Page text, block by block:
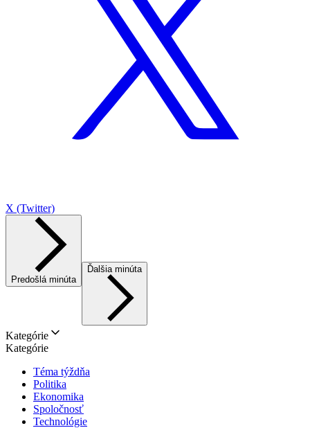
X (Twitter)
Predošlá minúta
Ďalšia minúta
Kategórie
Kategórie
Téma týždňa
Politika
Ekonomika
Spoločnosť
Technológie